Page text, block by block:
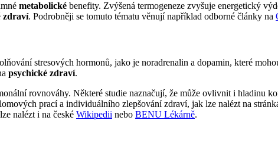
metabolické benefity. Zvýšená termogeneze zvyšuje energetický
zdraví. Podrobněji se tomuto tématu věnují například odborné články na
stresových hormonů, jako je noradrenalin a dopamin, které
psychické zdraví.
rovnováhy. Některé studie naznačují, že může ovlivnit i hladinu
prací a individuálního zlepšování zdraví, jak lze nalézt na
nalézt i na české Wikipedii nebo BENU Lékárně.